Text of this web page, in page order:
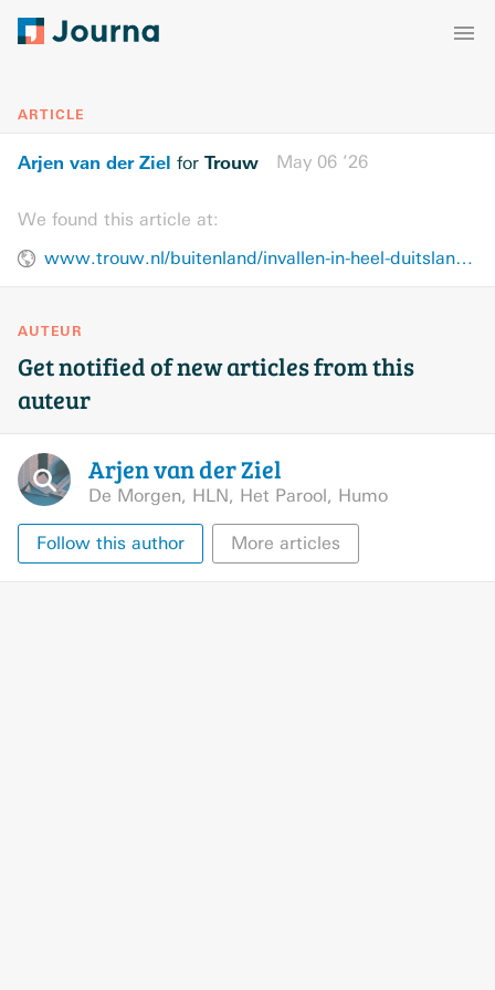
ARTICLE
Arjen van der Ziel for Trouw May 06 ’26
We found this article at:
www.trouw.nl/buitenland/invallen-in-heel-duitsland-in-strijd-tegen-groeiende-neonazigroepen~b32a5ed8/
AUTEUR
Get notified of new articles from this
auteur
Arjen van derZiel
De Morgen, HLN, Het Parool, Humo
Follow this author More articles